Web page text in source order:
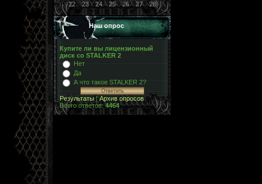
22
23 24 25 26 27 28
Наш опрос
Купите ли вы лицензионный
диск со STALKER 2
Нет
Да
А что такое STALKER 2?
Результаты|Архив опросов
Всего ответов:4464